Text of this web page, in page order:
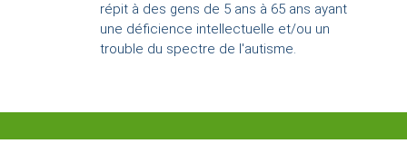
répit à des gens de 5 ans à 65 ans ayant
une déficience intellectuelle et/ou un
trouble du spectre de l'autisme.